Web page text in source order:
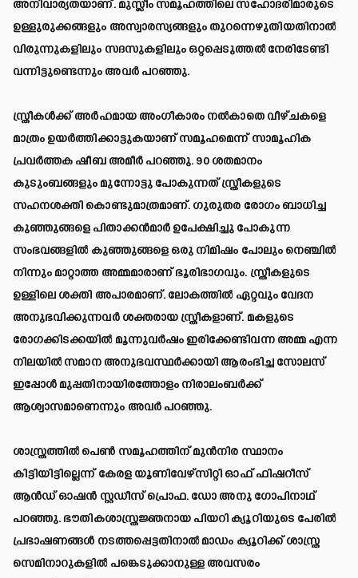
അനിവാര്യതയാണ്. മുസ്ലീം സമൂഹത്തിലെ സഹോദരിമാരുടെ
ഉള്ളുരുക്കങ്ങളും അസ്വാരസ്യങ്ങളും തുറന്നെഴുതിയതിനാല്‍
വിരുന്നുകളിലും സദസുകളിലും ഒറ്റപ്പെടുത്തല്‍ നേരിടേണ്ടി
വന്നിട്ടുണ്ടെന്നും അവര്‍ പറഞ്ഞു.
സ്ത്രീകള്‍ക്ക് അര്‍ഹമായ അംഗീകാരം നല്‍കാതെ വീഴ്ചകളെ
മാത്രം ഉയര്‍ത്തിക്കാട്ടുകയാണ് സമൂഹമെന്ന് സാമൂഹിക
പ്രവര്‍ത്തക ഷീബ അമീര്‍ പറഞ്ഞു. 90 ശതമാനം
കുടുംബങ്ങളും മുന്നോട്ടു പോകുന്നത് സ്ത്രീകളുടെ
സഹനശക്തി കൊണ്ടുമാത്രമാണ്. ഗുരുതര രോഗം ബാധിച്ച
കുഞ്ഞുങ്ങളെ പിതാക്കന്‍മാര്‍ ഉപേക്ഷിച്ചു പോകുന്ന
സംഭവങ്ങളില്‍ കുഞ്ഞുങ്ങളെ ഒരു നിമിഷം പോലും നെഞ്ചില്‍
നിന്നും മാറ്റാത്ത അമ്മമാരാണ് ഭൂരിഭാഗവും. സ്ത്രീകളുടെ
ഉള്ളിലെ ശക്തി അപാരമാണ്. ലോകത്തില്‍ ഏറ്റവും വേദന
അനുഭവിക്കുന്നവര്‍ ശക്തരായ സ്ത്രീകളാണ്. മകളുടെ
രോഗക്കിടക്കയില്‍ മൂന്നുവര്‍ഷം ഇരിക്കേണ്ടിവന്ന അമ്മ എന്ന
നിലയില്‍ സമാന അനുഭവസ്ഥര്‍ക്കായി ആരംഭിച്ച സോലസ്
ഇപ്പോള്‍ മുപ്പതിനായിരത്തോളം നിരാലംബര്‍ക്ക്
ആശ്വാസമാണെന്നും അവര്‍ പറഞ്ഞു.
ശാസ്ത്രത്തില്‍ പെണ്‍ സമൂഹത്തിന് മുന്‍നിര സ്ഥാനം
കിട്ടിയിട്ടില്ലെന്ന് കേരള യൂണിവേഴ്‌സിറ്റി ഓഫ് ഫിഷറീസ്
ആന്‍ഡ് ഓഷന്‍ സ്റ്റഡീസ് പ്രൊഫ. ഡോ അനു ഗോപിനാഥ്
പറഞ്ഞു. ഭൗതികശാസ്ത്രജ്ഞനായ പിയറി ക്യൂറിയുടെ പേരില്‍
പ്രഭാഷണങ്ങള്‍ നടത്തപ്പെട്ടതിനാല്‍ മാഡം ക്യൂറിക്ക് ശാസ്ത്ര
സെമിനാറുകളില്‍ പങ്കെടുക്കാനുള്ള അവസരം